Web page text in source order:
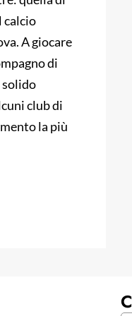
calcio
A giocare
di
solido
club di
la più